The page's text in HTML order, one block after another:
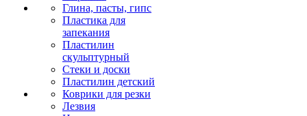
Глина, пасты, гипс
Пластика для
запекания
Пластилин
скульптурный
Стеки и доски
Пластилин детский
Коврики для резки
Лезвия